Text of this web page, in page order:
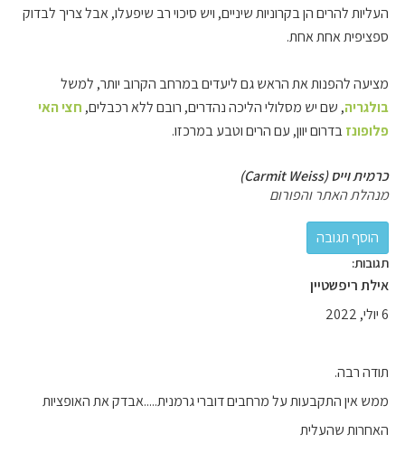
העליות להרים הן בקרוניות שיניים, ויש סיכוי רב שיפעלו, אבל צריך לבדוק
ספציפית אחת אחת.
מציעה להפנות את הראש גם ליעדים במרחב הקרוב יותר, למשל
בולגריה, שם יש מסלולי הליכה נהדרים, רובם ללא רכבלים, חצי האי
פלופונזבדרום יוון, עם הרים וטבע במרכזו.
כרמית וייס (Carmit Weiss)
מנהלת האתר והפורום
תגובות:
אילת ריפשטיין
6 יולי, 2022
תודה רבה.
ממש אין התקבעות על מרחבים דוברי גרמנית.....אבדק את האופציות
האחרות שהעלית